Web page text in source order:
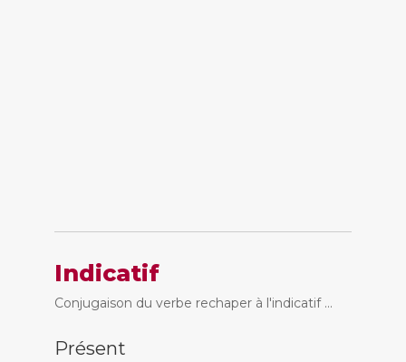
Indicatif
Conjugaison du verbe rechaper à l'indicatif ...
Présent